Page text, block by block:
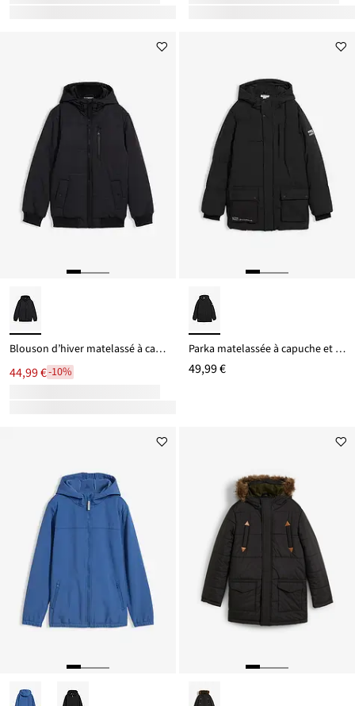
Blouson d’hiver matelassé à capuche
44,99 €-10%
Parka matelassée à capuche et détails sportifs
49,99 €